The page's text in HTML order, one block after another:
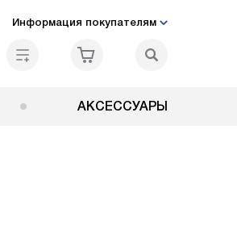
Информация покупателям
АКСЕССУАРЫ